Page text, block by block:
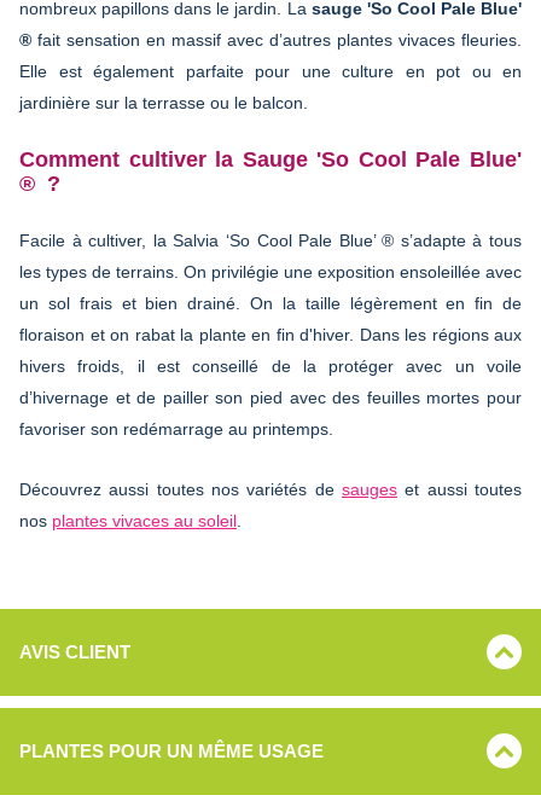
nombreux papillons dans le jardin. La sauge 'So Cool Pale Blue'
® fait sensation en massif avec d’autres plantes vivaces fleuries.
Elle est également parfaite pour une culture en pot ou en
jardinière sur la terrasse ou le balcon.
Comment cultiver la Sauge 'So Cool Pale Blue'
® ?
Facile à cultiver, la Salvia ‘So Cool Pale Blue’ ® s’adapte à tous
les types de terrains. On privilégie une exposition ensoleillée avec
un sol frais et bien drainé. On la taille légèrement en fin de
floraison et on rabat la plante en fin d'hiver. Dans les régions aux
hivers froids, il est conseillé de la protéger avec un voile
d’hivernage et de pailler son pied avec des feuilles mortes pour
favoriser son redémarrage au printemps.
Découvrez aussi toutes nos variétés de sauges et aussi toutes
nos plantes vivaces au soleil
AVIS CLIENT
PLANTES POUR UN MÊME USAGE